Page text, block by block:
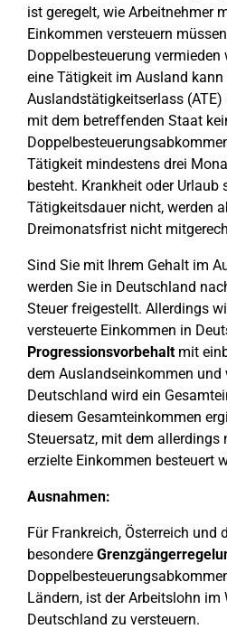
ist geregelt, wie Arbeitnehmer
Einkommen versteuern
Doppelbesteuerung
eine Tätigkeit im Ausland kann
Auslandstätigkeitserlass (ATE)
mit dem betreffenden Staat
Tätigkeit mindestens drei
besteht. Krankheit oder Urlaub
Tätigkeitsdauer nicht, werden
Dreimonatsfrist nicht
Sind Sie mit Ihrem Gehalt im
werden Sie in Deutschland
Steuer freigestellt. Allerdings
versteuerte Einkommen in
Progressionsvorbehaltmit
dem Auslandseinkommen und
Deutschland wird ein
diesem Gesamteinkommen
Steuersatz, mit dem allerdings
erzielte Einkommen besteuert
Ausnahmen:
Für Frankreich, Österreich und
besondere
Ländern, ist der Arbeitslohn
Deutschland zu versteuern.